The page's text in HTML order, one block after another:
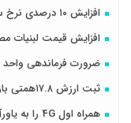
افزایش ۱۰ درصدی نرخ سود بانکی صحت دارد؟
افزایش قیمت لبنیات مصرف را ۱۰
ضرورت فرماندهی واحد
ثبت ارزش ۱۷.۸همتی بازار مالی و مشتقه بورس کالا
همراه اول 4G را به یاورآباد کوهرنگ رساند